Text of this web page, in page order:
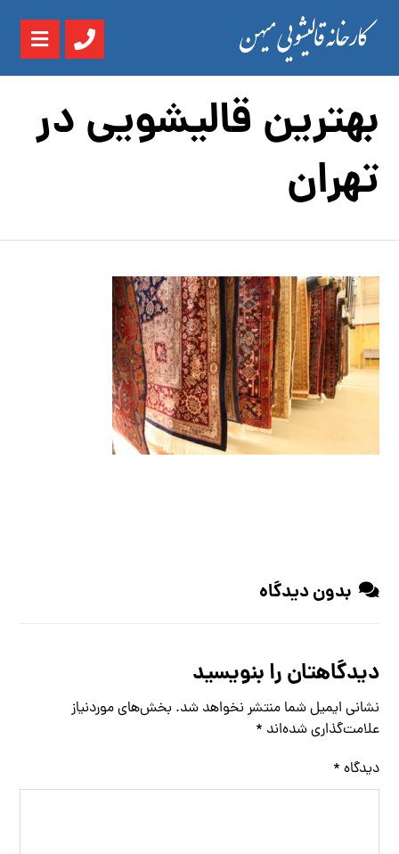
بهترین قالیشویی در
تهران
بدون دیدگاه
دیدگاهتان را بنویسید
نشانی ایمیل شما منتشر نخواهد شد. بخش‌های موردنیاز
علامت‌گذاری شده‌اند *
دیدگاه *